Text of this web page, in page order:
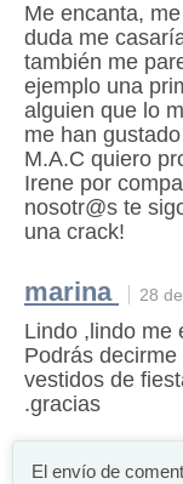
Me encanta,
duda me
también me
ejemplo una
alguien que lo
me han
M.A.C quiero
Irene por
nosotr@s te
una crack!
marina 28
Lindo ,lindo me
Podrás
vestidos de
.gracias
El envío de